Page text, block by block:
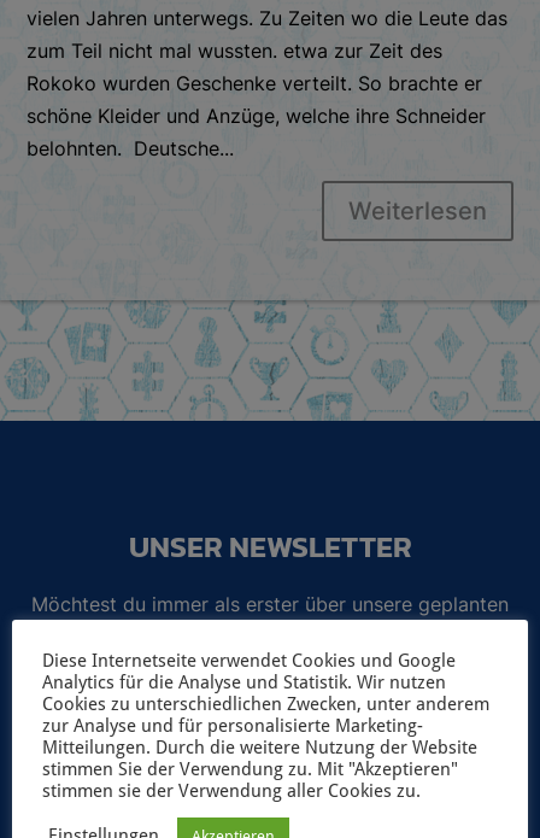
vielen Jahren unterwegs. Zu Zeiten wo die Leute das
zum Teil nicht mal wussten. etwa zur Zeit des
Rokoko wurden Geschenke verteilt. So brachte er
schöne Kleider und Anzüge, welche ihre Schneider
belohnten. Deutsche...
Weiterlesen
UNSER NEWSLETTER
Möchtest du immer als erster über unsere geplanten
informiert werden? Dann abonniere unseren
Newsletter!
Selbstverständlich geben wir deine Daten niemals ungefragt an
Dritte weiter. Weitere Informationen zum Newsletterversand
findest du in unsererDatenschutzerklärung
Diese Internetseite verwendet Cookies und Google
Analytics für die Analyse und Statistik. Wir nutzen
Cookies zu unterschiedlichen Zwecken, unter anderem
zur Analyse und für personalisierte Marketing-
Mitteilungen. Durch die weitere Nutzung der Website
stimmen Sie der Verwendung zu. Mit "Akzeptieren"
stimmen sie der Verwendung aller Cookies zu.